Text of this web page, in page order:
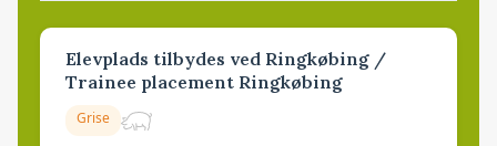
Elevplads tilbydes ved Ringkøbing /
Trainee placement Ringkøbing
Grise